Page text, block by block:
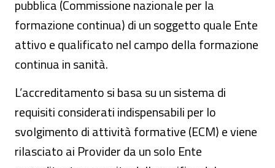
pubblica (Commissione nazionale per la
formazione continua) di un soggetto quale Ente
attivo e qualificato nel campo della formazione
continua in sanità.
L’accreditamento si basa su un sistema di
requisiti considerati indispensabili per lo
svolgimento di attività formative (ECM) e viene
rilasciato ai Provider da un solo Ente